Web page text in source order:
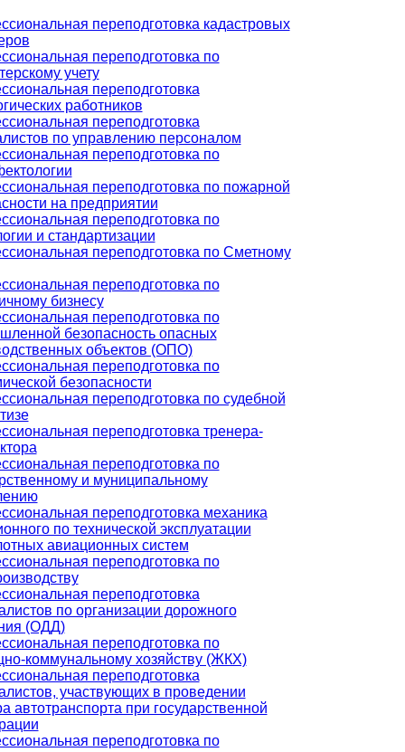
переподготовка кадастровых
переподготовка по
учету
переподготовка
работников
переподготовка
по управлению персоналом
переподготовка по
переподготовка по пожарной
на предприятии
переподготовка по
и стандартизации
переподготовка по Сметному
переподготовка по
бизнесу
переподготовка по
безопасность опасных
объектов (ОПО)
переподготовка по
безопасности
переподготовка по судебной
переподготовка тренера-
переподготовка по
и муниципальному
переподготовка механика
по технической эксплуатации
авиационных систем
переподготовка по
переподготовка
по организации дорожного
(ОДД)
переподготовка по
коммунальному хозяйству (ЖКХ)
переподготовка
участвующих в проведении
автотранспорта при государственной
переподготовка по